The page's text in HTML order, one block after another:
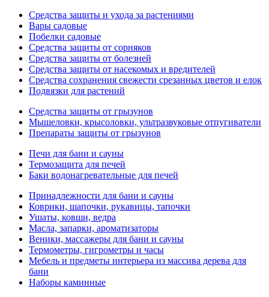
Средства защиты и ухода за растениями
Вары садовые
Побелки садовые
Средства защиты от сорняков
Средства защиты от болезней
Средства защиты от насекомых и вредителей
Средства сохранения свежести срезанных цветов и елок
Подвязки для растений
Средства защиты от грызунов
Мышеловки, крысоловки, ультразвуковые отпугиватели
Препараты защиты от грызунов
Печи для бани и сауны
Термозащита для печей
Баки водонагревательные для печей
Принадлежности для бани и сауны
Коврики, шапочки, рукавицы, тапочки
Ушаты, ковши, ведра
Масла, запарки, ароматизаторы
Веники, массажеры для бани и сауны
Термометры, гигрометры и часы
Мебель и предметы интерьера из массива дерева для
бани
Наборы каминные